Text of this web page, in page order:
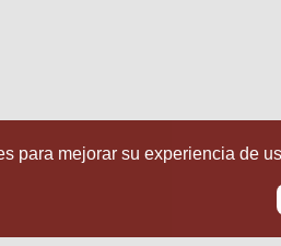
para mejorar su experiencia de